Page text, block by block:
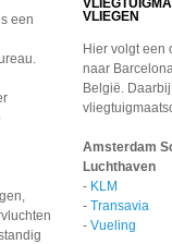
een
VLIEGEN
Hier volgt een
naar
België.
Amsterdam
Luchthaven
- KLM
-Transavia
-Vueling